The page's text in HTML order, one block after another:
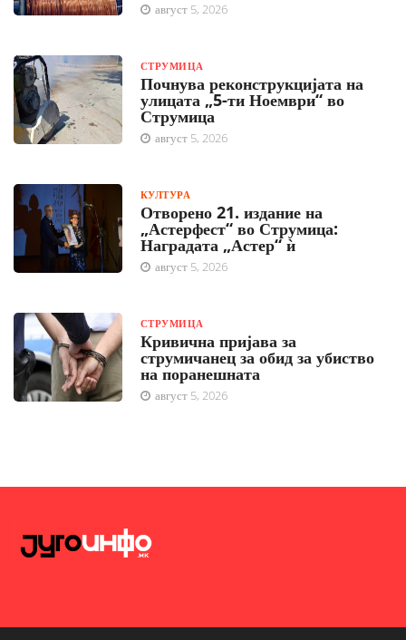
август 5, 2026
СТРУМИЦА
Почнува реконструкцијата на
улицата „5-ти Ноември“ во
Струмица
август 5, 2026
КУЛТУРА
Отворено 21. издание на
„Астерфест“ во Струмица:
Наградата „Астер“ ѝ
август 5, 2026
СТРУМИЦА
Кривична пријава за
струмичанец за обид за убиство
на поранешната
август 5, 2026